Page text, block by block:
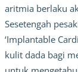
aritmia berlaku
Sesetengah
‘Implantable
kulit dada bagi